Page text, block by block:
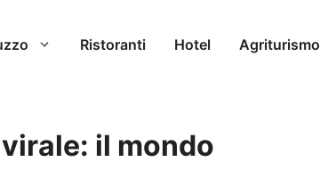
Ristoranti Hotel Agriturismo
il mondo